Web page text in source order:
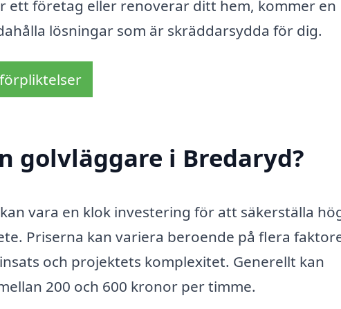
ett företag eller renoverar ditt hem, kommer en
lösningar som är skräddarsydda för dig.
golvläggare i Bredaryd?
vara en klok investering för att säkerställa
Priserna kan variera beroende på flera
och projektets komplexitet. Generellt kan
200 och 600 kronor per timme.